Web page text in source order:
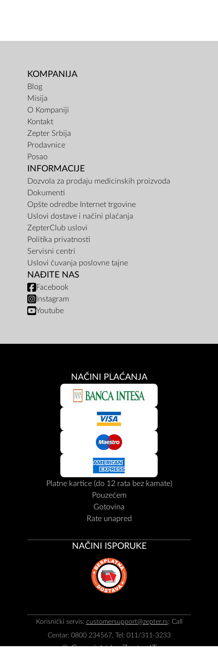
KOMPANIJA
Blog
Misija
O Kompaniji
Kontakt
Zepter Srbija
Prodavnice
Posao
INFORMACIJE
Dozvola za prodaju medicinskih proizvoda
Dokumenti
Opšte odredbe Internet trgovine
Uslovi dostave i načini plaćanja
ZepterClub uslovi
Politika privatnosti
Servisni centri
Uslovi čuvanja poslovne tajne
NAĐITE NAS
Facebook
Instagram
Youtube
NAČINI PLAĆANJA
Platne kartice (do 12 rata bez kamate)
Pouzećem
Gotovina
Rate unapred
NAČINI ISPORUKE
Korisnički servis: customersupport@zepter.rs; Call
Centar: 0800 234567, Tel: 011/311-3233
© Copyright byZepter IT